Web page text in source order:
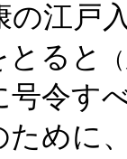
の江戸
ると
号令す
ために